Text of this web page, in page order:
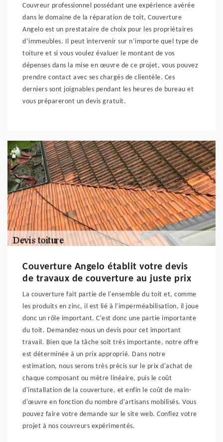
Couvreur professionnel possédant une expérience avérée
dans le domaine de la réparation de toit, Couverture
Angelo est un prestataire de choix pour les propriétaires
d’immeubles. Il peut intervenir sur n’importe quel type de
toiture et si vous voulez évaluer le montant de vos
dépenses dans la mise en œuvre de ce projet, vous pouvez
prendre contact avec ses chargés de clientèle. Ces
derniers sont joignables pendant les heures de bureau et
vous prépareront un devis gratuit.
Couverture Angelo établit votre devis
de travaux de couverture au juste prix
La couverture fait partie de l'ensemble du toit et, comme
les produits en zinc, il est lié à l'imperméabilisation, il joue
donc un rôle important. C'est donc une partie importante
du toit. Demandez-nous un devis pour cet important
travail. Bien que la tâche soit très importante, notre offre
est déterminée à un prix approprié. Dans notre
estimation, nous serons très précis sur le prix d'achat de
chaque composant ou mètre linéaire, puis le coût
d'installation de la couverture, et enfin le coût de main-
d'œuvre en fonction du nombre d'artisans mobilisés. Vous
pouvez faire votre demande sur le site web. Confiez votre
projet à nos couvreurs expérimentés.